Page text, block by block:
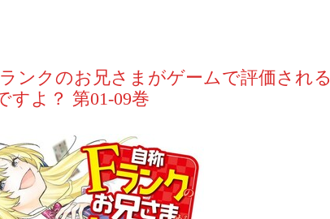
ンクのお兄さまがゲームで評価される
すよ？ 第01-09巻